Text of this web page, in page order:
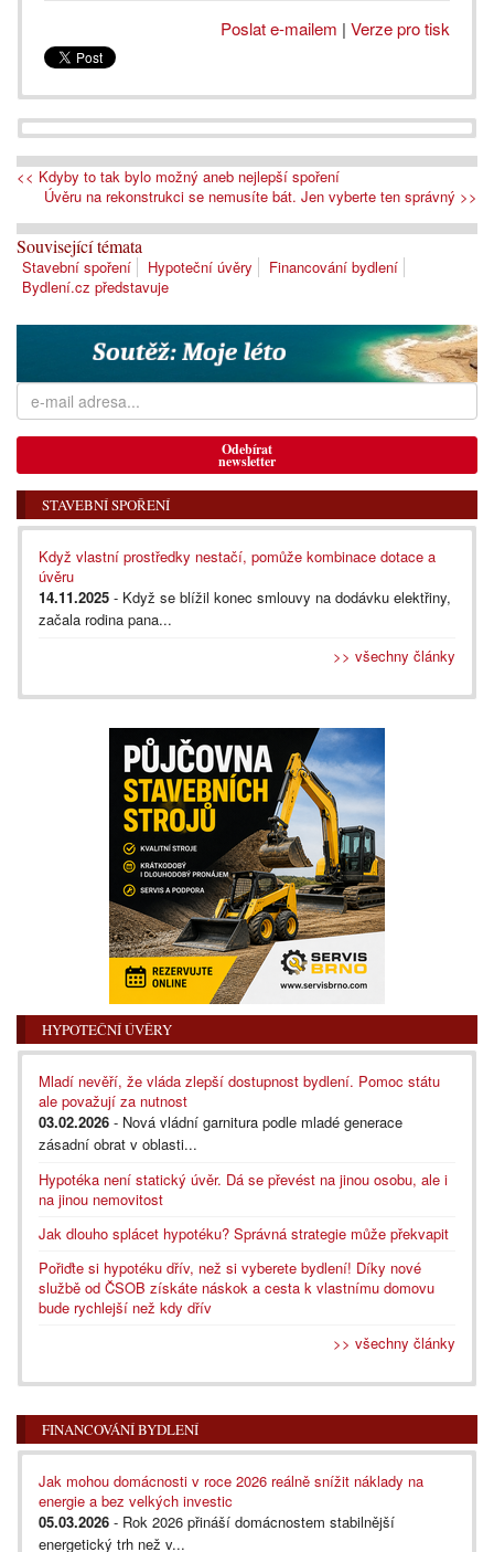
Poslat e-mailem | Verze pro tisk
<< Kdyby to tak bylo možný aneb nejlepší spoření
Úvěru na rekonstrukci se nemusíte bát. Jen vyberte ten správný >>
Související témata
Stavební spoření Hypoteční úvěry
Financování bydlení
Bydlení.cz představuje
Odebírat
newsletter
STAVEBNÍ SPOŘENÍ
Když vlastní prostředky nestačí, pomůže kombinace dotace a
úvěru
14.11.2025 - Když se blížil konec smlouvy na dodávku elektřiny,
začala rodina pana...
>> všechny články
HYPOTEČNÍ ÚVĚRY
Mladí nevěří, že vláda zlepší dostupnost bydlení. Pomoc státu
ale považují za nutnost
03.02.2026 - Nová vládní garnitura podle mladé generace
zásadní obrat v oblasti...
Hypotéka není statický úvěr. Dá se převést na jinou osobu, ale i
na jinou nemovitost
Jak dlouho splácet hypotéku? Správná strategie může překvapit
Pořiďte si hypotéku dřív, než si vyberete bydlení! Díky nové
službě od ČSOB získáte náskok a cesta k vlastnímu domovu
bude rychlejší než kdy dřív
>> všechny články
FINANCOVÁNÍ BYDLENÍ
Jak mohou domácnosti v roce 2026 reálně snížit náklady na
energie a bez velkých investic
05.03.2026 - Rok 2026 přináší domácnostem stabilnější
energetický trh než v...